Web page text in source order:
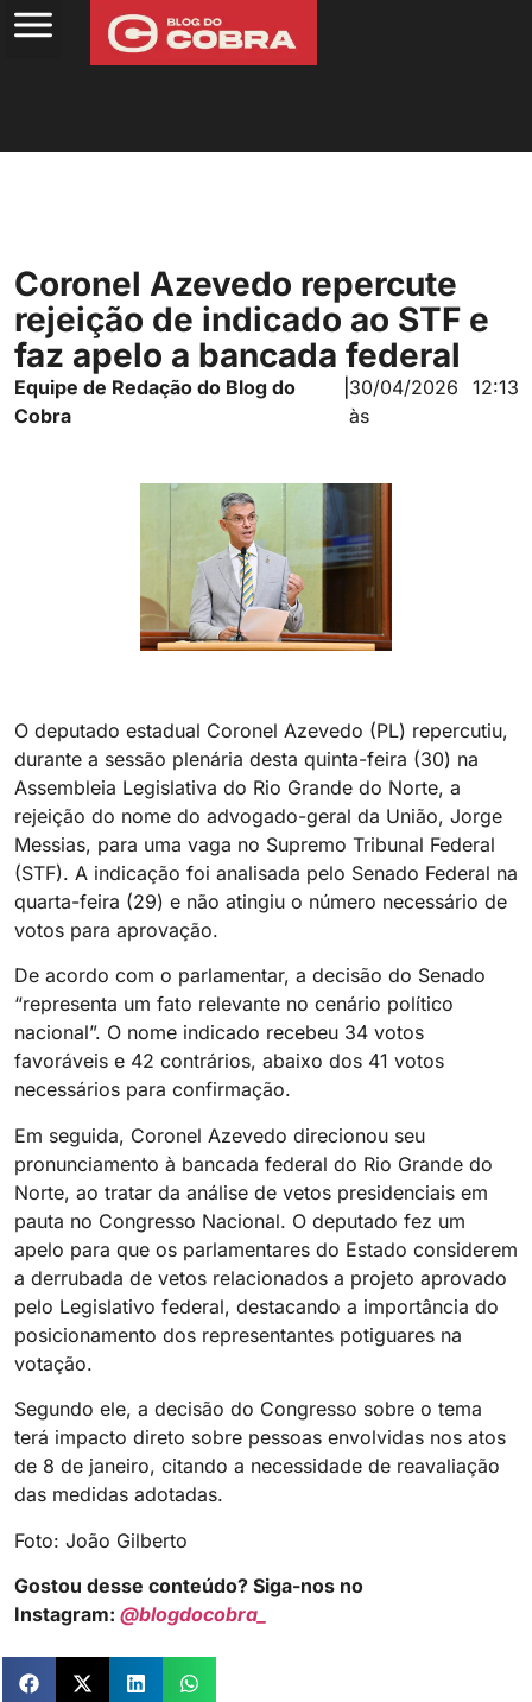
Coronel Azevedo repercute
rejeição de indicado ao STF e
faz apelo a bancada federal
Equipe de Redação do Blog do
Cobra
30/04/2026
às
12:13
O deputado estadual Coronel Azevedo (PL) repercutiu,
durante a sessão plenária desta quinta-feira (30) na
Assembleia Legislativa do Rio Grande do Norte, a
rejeição do nome do advogado-geral da União, Jorge
Messias, para uma vaga no Supremo Tribunal Federal
(STF). A indicação foi analisada pelo Senado Federal na
quarta-feira (29) e não atingiu o número necessário de
votos para aprovação.
De acordo com o parlamentar, a decisão do Senado
“representa um fato relevante no cenário político
nacional”. O nome indicado recebeu 34 votos
favoráveis e 42 contrários, abaixo dos 41 votos
necessários para confirmação.
Em seguida, Coronel Azevedo direcionou seu
pronunciamento à bancada federal do Rio Grande do
Norte, ao tratar da análise de vetos presidenciais em
pauta no Congresso Nacional. O deputado fez um
apelo para que os parlamentares do Estado considerem
a derrubada de vetos relacionados a projeto aprovado
pelo Legislativo federal, destacando a importância do
posicionamento dos representantes potiguares na
votação.
Segundo ele, a decisão do Congresso sobre o tema
terá impacto direto sobre pessoas envolvidas nos atos
de 8 de janeiro, citando a necessidade de reavaliação
das medidas adotadas.
Foto: João Gilberto
Gostou desse conteúdo? Siga-nos no
Instagram: @blogdocobra_